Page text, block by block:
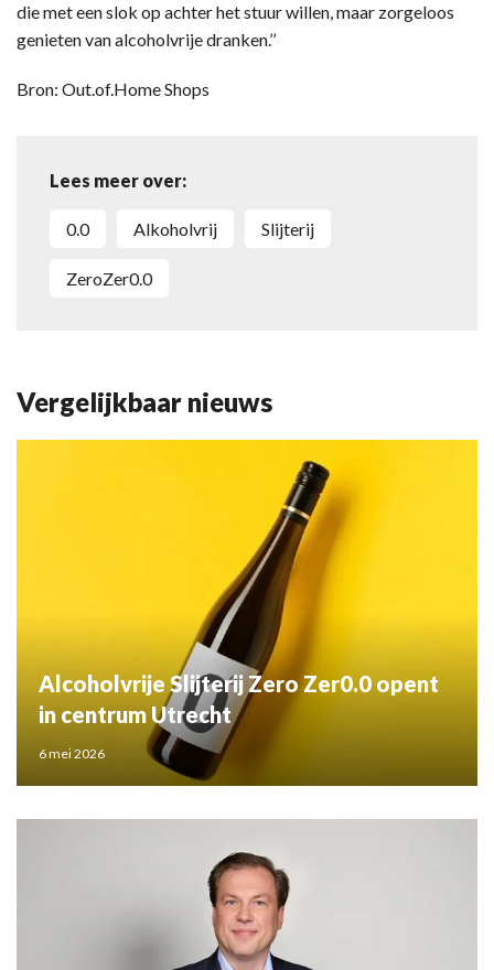
die met een slok op achter het stuur willen, maar zorgeloos
genieten van alcoholvrije dranken.’’
Bron: Out.of.Home Shops
Lees meer over:
0.0 alkoholvrij slijterij
ZeroZer0.0
Vergelijkbaar nieuws
Alcoholvrije Slijterij Zero Zer0.0 opent
in centrum Utrecht
6 mei 2026